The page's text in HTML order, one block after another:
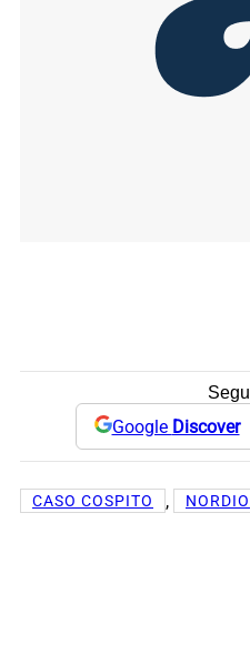
Google Discover
CASO COSPITO , NORDIO